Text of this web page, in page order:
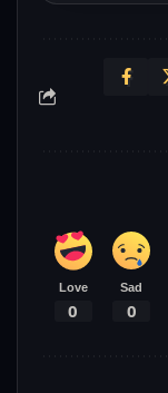
Love
0
Sad
0